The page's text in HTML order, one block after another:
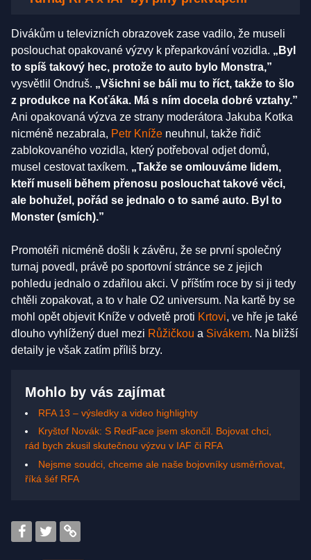
Divákům u televizních obrazovek zase vadilo, že museli
poslouchat opakované výzvy k přeparkování vozidla. „Byl
to spíš takový hec, protože to auto bylo Monstra,”
vysvětlil Ondruš. „Všichni se báli mu to říct, takže to šlo
z produkce na Koťáka. Má s ním docela dobré vztahy.”
Ani opakovaná výzva ze strany moderátora Jakuba Kotka
nicméně nezabrala, Petr Kníže neuhnul, takže řidič
zablokovaného vozidla, který potřeboval odjet domů,
musel cestovat taxíkem. „Takže se omlouváme lidem,
kteří museli během přenosu poslouchat takové věci,
ale bohužel, pořád se jednalo o to samé auto. Byl to
Monster (smích).”
Promotéři nicméně došli k závěru, že se první společný
turnaj povedl, právě po sportovní stránce se z jejich
pohledu jednalo o zdařilou akci. V příštím roce by si ji tedy
chtěli zopakovat, a to v hale O2 universum. Na kartě by se
mohl opět objevit Kníže v odvetě proti Krtovi, ve hře je také
dlouho vyhlížený duel mezi Růžičkou a Sivákem. Na bližší
detaily je však zatím příliš brzy.
Mohlo by vás zajímat
RFA 13 – výsledky a video highlighty
Kryštof Novák: S RedFace jsem skončil. Bojovat chci,
rád bych zkusil skutečnou výzvu v IAF či RFA
Nejsme soudci, chceme ale naše bojovníky usměrňovat,
říká šéf RFA